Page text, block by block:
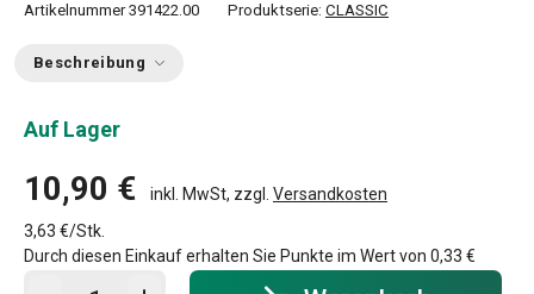
Artikelnummer 391422.00 Produktserie: CLASSIC
Beschreibung
Auf Lager
10,90 € inkl. MwSt, zzgl. Versandkosten
3,63 €/Stk.
Durch diesen Einkauf erhalten Sie Punkte im Wert von 0,33 €
In den Warenkorb - Menge